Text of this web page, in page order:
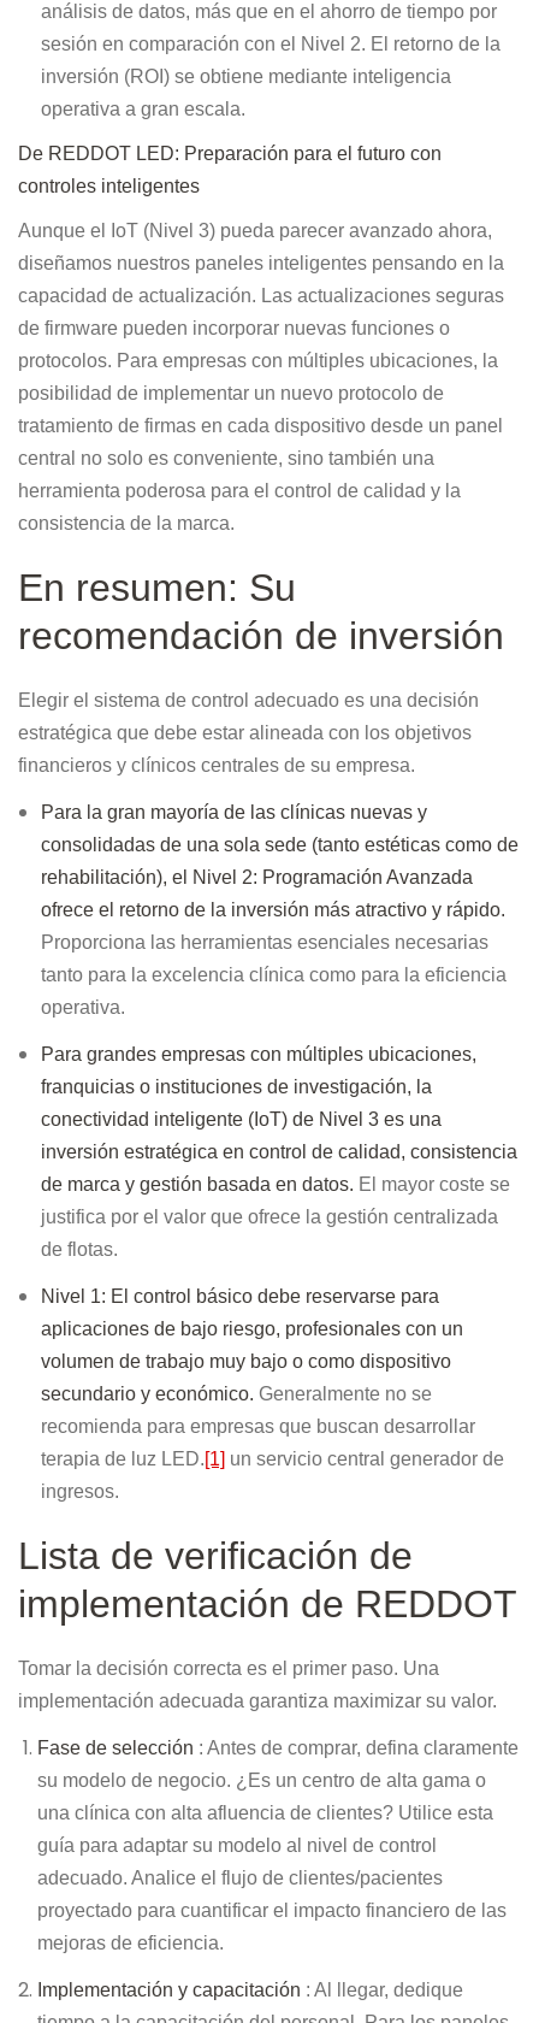
análisis de datos, más que en el ahorro de tiempo por
sesión en comparación con el Nivel 2. El retorno de la
inversión (ROI) se obtiene mediante inteligencia
operativa a gran escala.
De REDDOT LED: Preparación para el futuro con
controles inteligentes
Aunque el IoT (Nivel 3) pueda parecer avanzado ahora,
diseñamos nuestros paneles inteligentes pensando en la
capacidad de actualización. Las actualizaciones seguras
de firmware pueden incorporar nuevas funciones o
protocolos. Para empresas con múltiples ubicaciones, la
posibilidad de implementar un nuevo protocolo de
tratamiento de firmas en cada dispositivo desde un panel
central no solo es conveniente, sino también una
herramienta poderosa para el control de calidad y la
consistencia de la marca.
En resumen: Su
recomendación de inversión
Elegir el sistema de control adecuado es una decisión
estratégica que debe estar alineada con los objetivos
financieros y clínicos centrales de su empresa.
Para la gran mayoría de las clínicas nuevas y
consolidadas de una sola sede (tanto estéticas como de
rehabilitación), el Nivel 2: Programación Avanzada
ofrece el retorno de la inversión más atractivo y rápido.
Proporciona las herramientas esenciales necesarias
tanto para la excelencia clínica como para la eficiencia
operativa.
Para grandes empresas con múltiples ubicaciones,
franquicias o instituciones de investigación, la
conectividad inteligente (IoT) de Nivel 3 es una
inversión estratégica en control de calidad, consistencia
de marca y gestión basada en datos. El mayor coste se
justifica por el valor que ofrece la gestión centralizada
de flotas.
Nivel 1: El control básico debe reservarse para
aplicaciones de bajo riesgo, profesionales con un
volumen de trabajo muy bajo o como dispositivo
secundario y económico. Generalmente no se
recomienda para empresas que buscan desarrollar
terapia de luz LED.[1] un servicio central generador de
ingresos.
Lista de verificación de
implementación de REDDOT
Tomar la decisión correcta es el primer paso. Una
implementación adecuada garantiza maximizar su valor.
Fase de selección : Antes de comprar, defina claramente
su modelo de negocio. ¿Es un centro de alta gama o
una clínica con alta afluencia de clientes? Utilice esta
guía para adaptar su modelo al nivel de control
adecuado. Analice el flujo de clientes/pacientes
proyectado para cuantificar el impacto financiero de las
mejoras de eficiencia.
Implementación y capacitación : Al llegar, dedique